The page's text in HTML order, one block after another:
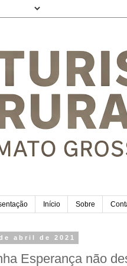
Início Sobre
abril de 2021
Esperança não